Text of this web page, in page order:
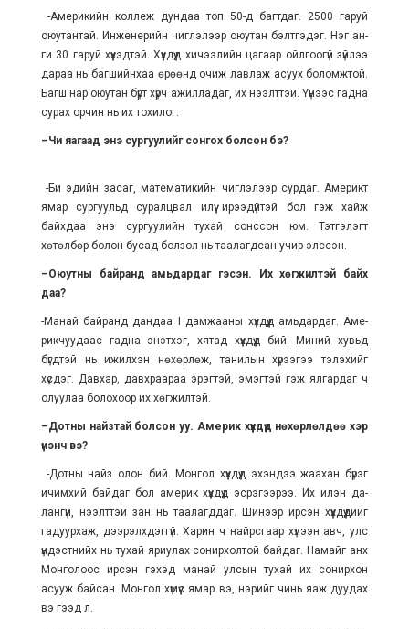
-Америкийн коллеж дундаа топ 50-д багтдаг. 2500 гаруй
оюутантай. Инженерийн чиглэлээр оюутан бэлтгэдэг. Нэг ан­
ги 30 гаруй хүүхэдтэй. Хүүх­дүүд хичээлийн ца­гаар ойлгоогүй зүйлээ
дараа нь багшийнхаа өрөөнд очиж лавлаж асуух бо­ломжтой.
Багш нар оюу­тан бүрт хүрч ажил­ладаг, их нээлттэй. Үүнээс гадна
сурах орчин нь их тохилог.
–Чи яагаад энэ сур­гуулийг сонгох болсон бэ?
-Би эдийн засаг, математикийн чиглэлээр сурдаг. Америкт
ямар сур­­гуульд суралцвал илүү ирээдүйтэй бол гэж хайж
байхдаа энэ сур­гуулийн тухай сонссон юм. Тэтгэлэгт
хөтөлбөр бо­лон бусад болзол нь таалагдсан учир элссэн.
–Оюутны байранд амь­дардаг гэсэн. Их хөгжилтэй байх
даа?
-Манай байранд дандаа I дамжааны хүүх­дүүд амьдардаг. Аме­
рик­чуу­даас гадна энэтхэг, хятад хүүхдүүд бий. Миний хувьд
бүгдтэй нь ижилхэн нөхөрлөж, та­нилын хүрээгээ тэлэхийг
хүсдэг. Давхар, давхраараа эрэг­тэй, эмэгтэй гэж ял­гар­даг ч
олуулаа болохоор их хөгжилтэй.
–Дотны найзтай болсон уу. Америк хүүхдүүд нөхөр­л­өлдөө хэр
үнэнч вэ?
-Дотны найз олон бий. Монгол хүүхдүүд эхэндээ жаа­хан бүрэг
ичимхий бай­даг бол америк хүүхдүүд эс­рэ­гээрээ. Их илэн да­
лангүй, нээлттэй зан нь таалагддаг. Шинээр ирсэн хүүхдүүдийг
гадуурхаж, дээрэлхдэггүй. Харин ч найрсгаар хүлээн авч, улс
үндэстнийх нь тухай яриулах сонирхолтой бай­даг. Намайг анх
Мон­голоос ирсэн гэхэд манай улсын тухай их сонирхон
асууж бай­сан. Монгол хүмүүс ямар вэ, нэрийг чинь яаж дуудах
вэ гээд л.